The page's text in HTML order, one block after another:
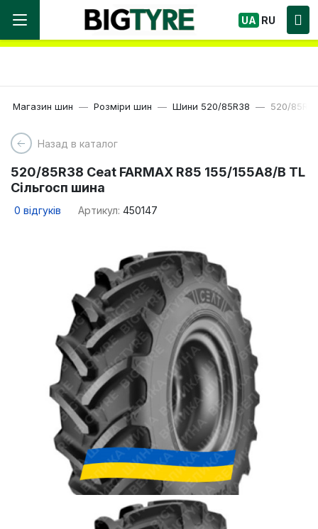
Ми працюємо! Великий вибір Шин, швидка
доставка по Україні!
UA RU
Магазин шин Розміри шин Шини 520/85R38 520/
Назад в каталог
520/85R38 Ceat FARMAX R85 155/155A8/B TL
Сільгосп шина
0 відгуків Артикул: 450147